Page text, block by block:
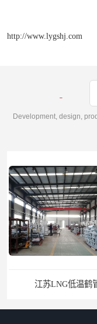
http://www.lygshj.com
南通LNG鹤管